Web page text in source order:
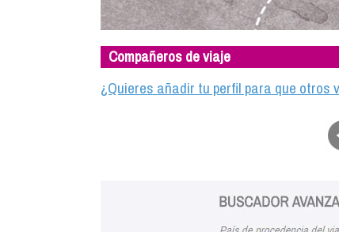
Compañeros de viaje
¿Quieres añadir tu perfil para que otros